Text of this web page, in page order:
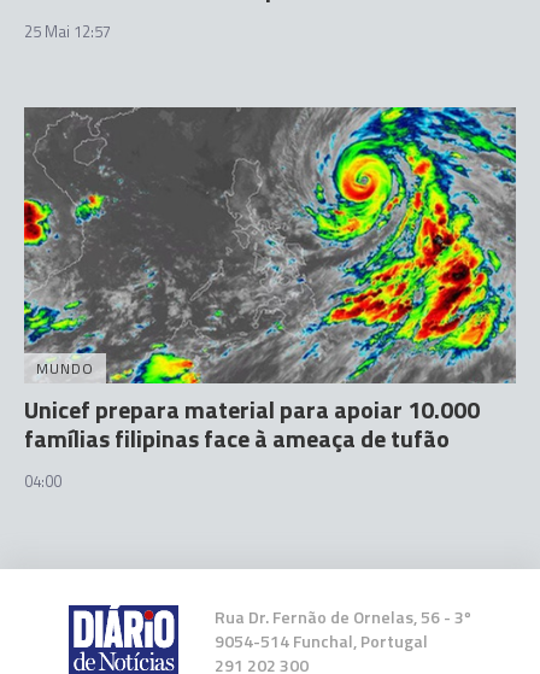
25 Mai 12:57
MUNDO
Unicef prepara material para apoiar 10.000
famílias filipinas face à ameaça de tufão
04:00
Rua Dr. Fernão de Ornelas, 56 - 3º
9054-514 Funchal, Portugal
291 202 300